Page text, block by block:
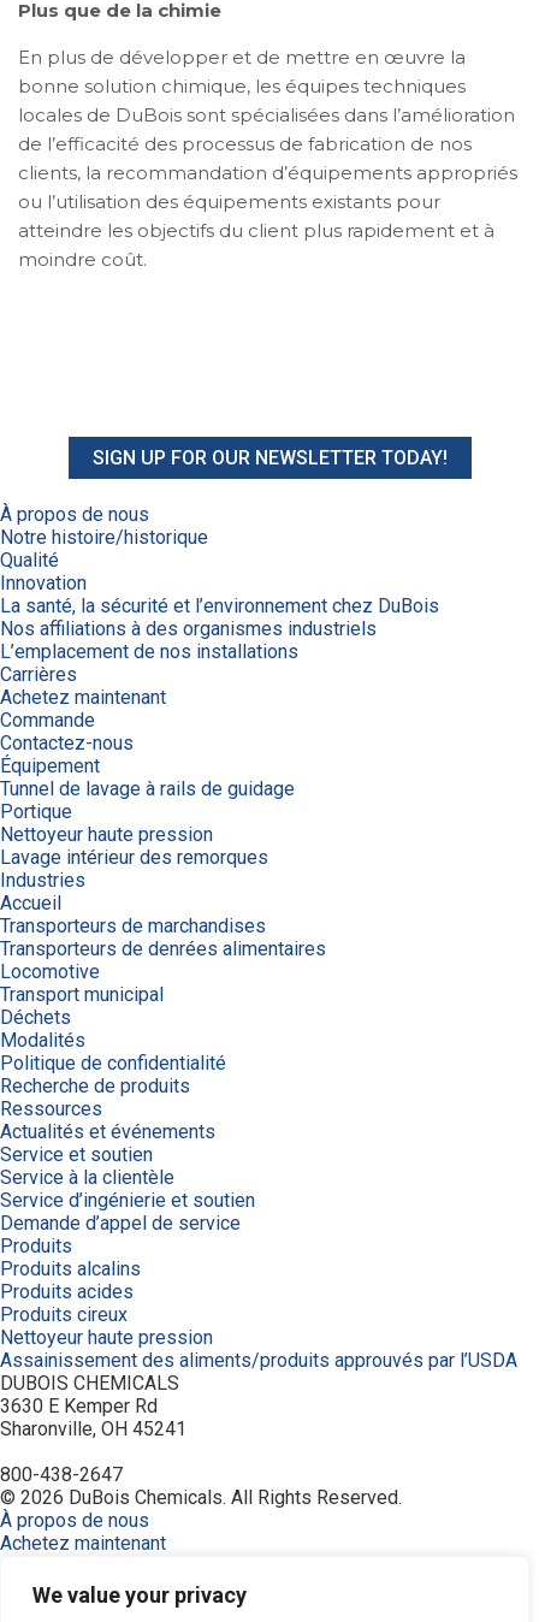
We value your privacy
Plus que de la chimie
En plus de développer et de mettre en œuvre la
bonne solution chimique, les équipes techniques
locales de DuBois sont spécialisées dans l’amélioration
de l’efficacité des processus de fabrication de nos
clients, la recommandation d’équipements appropriés
ou l’utilisation des équipements existants pour
atteindre les objectifs du client plus rapidement et à
moindre coût.
SIGN UP FOR OUR NEWSLETTER TODAY!
À propos de nous
Notre histoire/historique
Qualité
Innovation
La santé, la sécurité et l’environnement chez DuBois
Nos affiliations à des organismes industriels
L’emplacement de nos installations
Carrières
Achetez maintenant
Commande
Contactez-nous
Équipement
Tunnel de lavage à rails de guidage
Portique
Nettoyeur haute pression
Lavage intérieur des remorques
Industries
Accueil
Transporteurs de marchandises
Transporteurs de denrées alimentaires
Locomotive
Transport municipal
Déchets
Modalités
Politique de confidentialité
Recherche de produits
Ressources
Actualités et événements
Service et soutien
Service à la clientèle
Service d’ingénierie et soutien
Demande d’appel de service
Produits
Produits alcalins
Produits acides
Produits cireux
Nettoyeur haute pression
Assainissement des aliments/produits approuvés par l’USDA
DUBOIS CHEMICALS
3630 E Kemper Rd
Sharonville, OH 45241
800-438-2647
© 2026 DuBois Chemicals. All Rights Reserved.
À propos de nous
Achetez maintenant
Contactez-nous